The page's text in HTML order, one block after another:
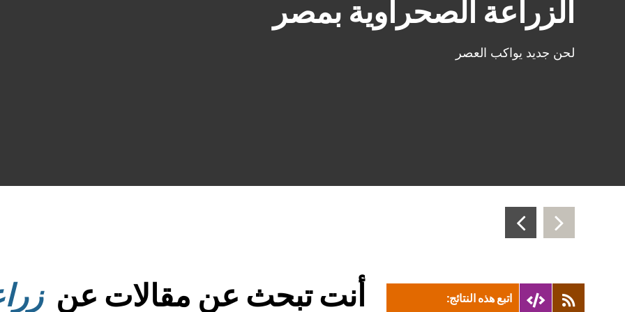
الزراعة الصحراوية بمصر
لحن جديد يواكب العصر
‹
›
أنت تبحث عن مقالات عن اتبع هذه النتائج: